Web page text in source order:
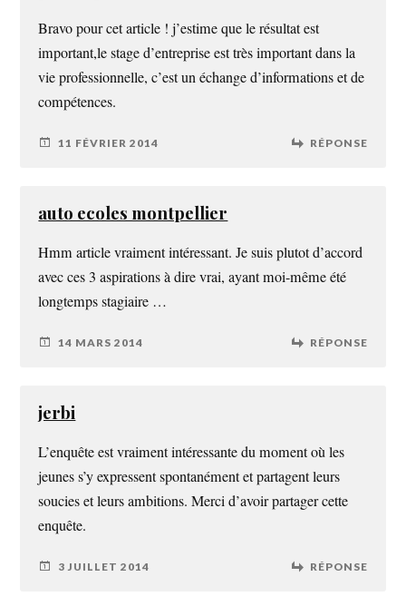
Bravo pour cet article ! j’estime que le résultat est
important,le stage d’entreprise est très important dans la
vie professionnelle, c’est un échange d’informations et de
compétences.
11 FÉVRIER 2014 RÉPONSE
auto ecoles montpellier
Hmm article vraiment intéressant. Je suis plutot d’accord
avec ces 3 aspirations à dire vrai, ayant moi-même été
longtemps stagiaire …
14 MARS 2014 RÉPONSE
jerbi
L’enquête est vraiment intéressante du moment où les
jeunes s’y expressent spontanément et partagent leurs
soucies et leurs ambitions. Merci d’avoir partager cette
enquête.
3 JUILLET 2014 RÉPONSE